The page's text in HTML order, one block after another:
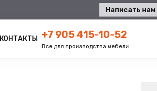
Написать нам
КОНТАКТЫ +7 905 415-10-52
Все для производства мебели